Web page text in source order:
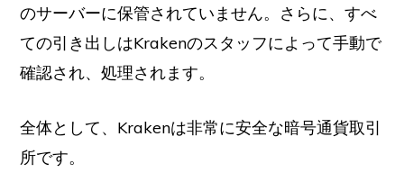
のサーバーに保管されていません。さらに、すべ
ての引き出しはKrakenのスタッフによって手動で
確認され、処理されます。
全体として、Krakenは非常に安全な暗号通貨取引
所です。